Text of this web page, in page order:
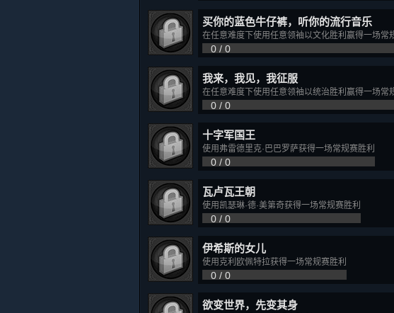
买你的蓝色牛仔裤，听你的流行音乐
在任意难度下使用任意领袖以文化胜利赢得一场常
0 / 0
我来，我见，我征服
在任意难度下使用任意领袖以统治胜利赢得一场常
0 / 0
十字军国王
使用弗雷德里克·巴巴罗萨获得一场常规赛胜利
0 / 0
瓦卢瓦王朝
使用凯瑟琳·德·美第奇获得一场常规赛胜利
0 / 0
伊希斯的女儿
使用克利欧佩特拉获得一场常规赛胜利
0 / 0
欲变世界，先变其身